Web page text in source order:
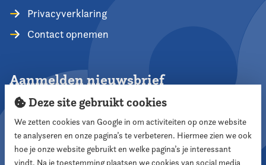
Privacyverklaring
Contact opnemen
Aanmelden nieuwsbrief
Aanmelden
Deze site gebruikt cookies
We zetten cookies van Google in om activiteiten op onze website
te analyseren en onze pagina’s te verbeteren. Hiermee zien we ook
hoe je onze website gebruikt en welke pagina’s je interessant
vindt. Na je toestemming plaatsen we cookies van social media